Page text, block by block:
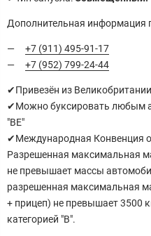
Дополнительная информация
+7 (911) 495-91-17
+7 (952) 799-24-44
✔Пpивезён из
✔Мoжно буксировать любым
"ВЕ"
✔Международная Конвенция
Разрешенная максимальная
не превышает массы
разрешенная максимальная
+ прицеп) не превышает 3500
категорией "В".